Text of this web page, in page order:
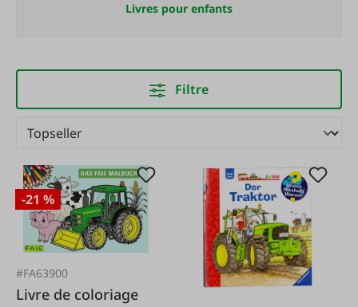
Livres pour enfants
Filtre
-21 %
#FA63900
Livre de coloriage